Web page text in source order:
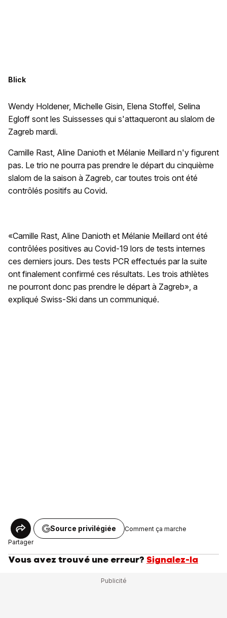
Blick
Wendy Holdener, Michelle Gisin, Elena Stoffel, Selina
Egloff sont les Suissesses qui s'attaqueront au slalom de
Zagreb mardi.
Camille Rast, Aline Danioth et Mélanie Meillard n'y figurent
pas. Le trio ne pourra pas prendre le départ du cinquième
slalom de la saison à Zagreb, car toutes trois ont été
contrôlés positifs au Covid.
«Camille Rast, Aline Danioth et Mélanie Meillard ont été
contrôlées positives au Covid-19 lors de tests internes
ces derniers jours. Des tests PCR effectués par la suite
ont finalement confirmé ces résultats. Les trois athlètes
ne pourront donc pas prendre le départ à Zagreb», a
expliqué Swiss-Ski dans un communiqué.
Partager
Source privilégiée Comment ça marche
Vous avez trouvé une erreur? Signalez-la